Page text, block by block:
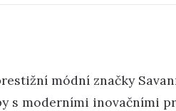
módní značky
s moderními inovačními